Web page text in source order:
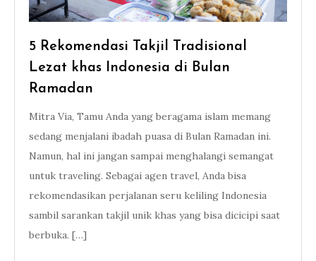
5 Rekomendasi Takjil Tradisional
Lezat khas Indonesia di Bulan
Ramadan
Mitra Via, Tamu Anda yang beragama islam memang
sedang menjalani ibadah puasa di Bulan Ramadan ini.
Namun, hal ini jangan sampai menghalangi semangat
untuk traveling. Sebagai agen travel, Anda bisa
rekomendasikan perjalanan seru keliling Indonesia
sambil sarankan takjil unik khas yang bisa dicicipi saat
berbuka. […]